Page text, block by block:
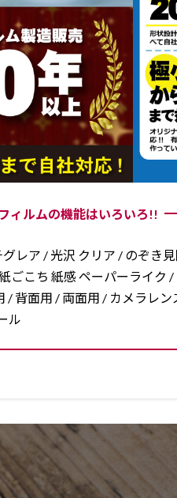
ィルムの機能はいろいろ!!
レア / 光沢 クリア / のぞき
ごこち 紙感 ペーパーライ
/ 背面用 / 両面用 / カメラレ
ル